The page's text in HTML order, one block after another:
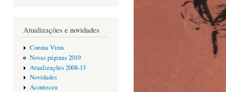
Atualizações e novidades
Corona Virus
Novas páginas 2019
Atualizações 2008-13
Novidades
Aconteceu